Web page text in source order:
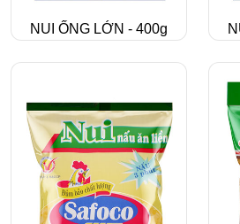
NUI ỐNG LỚN - 400g